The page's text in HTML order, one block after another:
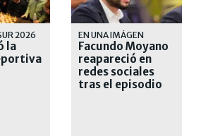
2026
la
EN UNA IMÁGEN
Facundo Moyano
reapareció en
redes sociales
tras el episodio